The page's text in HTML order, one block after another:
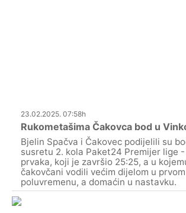
23.02.2025. 07:58h
Rukometašima Čakovca bod u
Bjelin Spačva i Čakovec podijelili su
susretu 2. kola Paket24 Premijer lige
prvaka, koji je završio 25:25, a u
čakovčani vodili većim dijelom u prvom
poluvremenu, a domaćin u nastavku.